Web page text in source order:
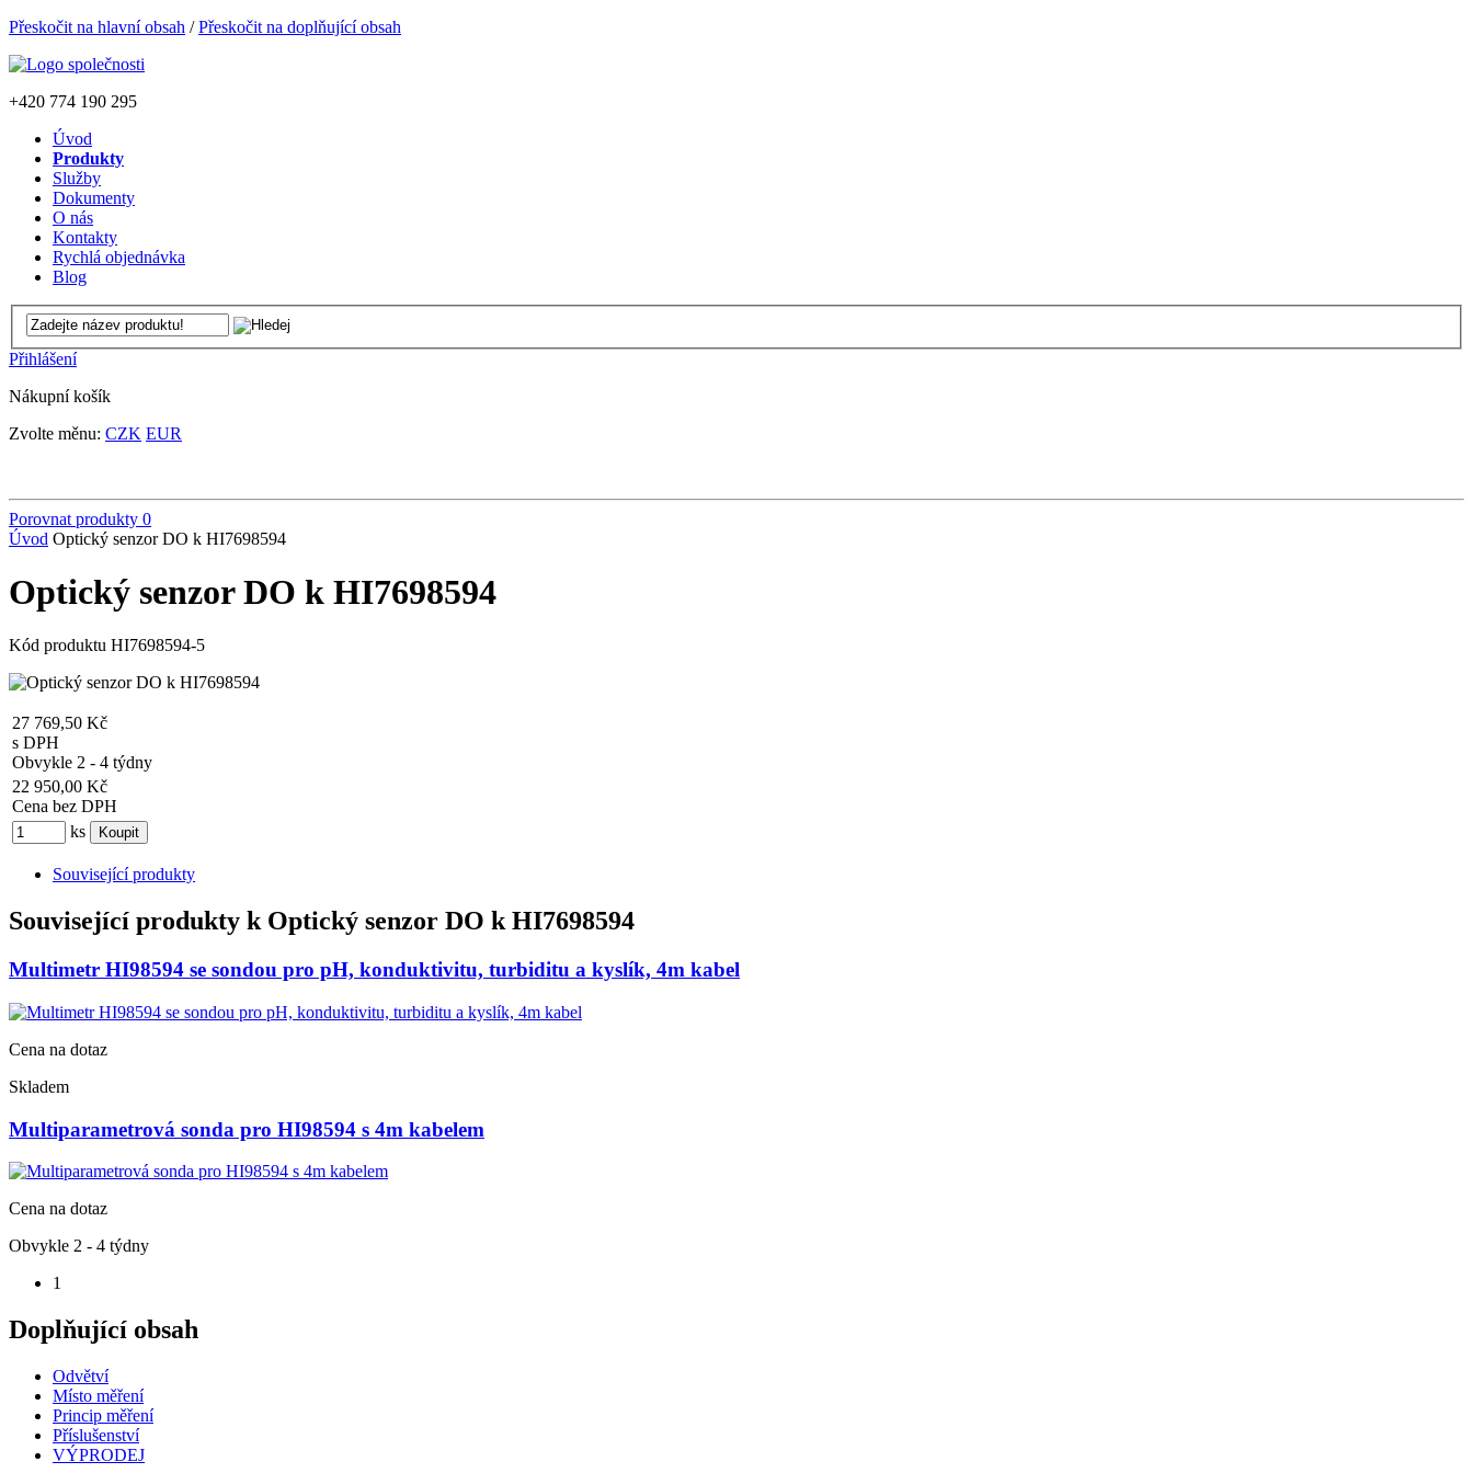
Přeskočit na hlavní obsah /Přeskočit na doplňující obsah
+420 774 190 295
Úvod
Produkty
Služby
Dokumenty
O nás
Kontakty
Rychlá objednávka
Blog
Přihlášení
Nákupní košík
Zvolte měnu: CZK EUR
Porovnat produkty 0
Úvod Optický senzor DO k HI7698594
Optický senzor DO k HI7698594
Kód produktu HI7698594-5
27 769,50 Kč
s DPH
Obvykle 2 - 4 týdny
22 950,00 Kč
Cena bez DPH
ks
Související produkty
Související produkty k Optický senzor DO k HI7698594
Multimetr HI98594 se sondou pro pH, konduktivitu, turbiditu a kyslík, 4m kabel
Cena na dotaz
Skladem
Multiparametrová sonda pro HI98594 s 4m kabelem
Cena na dotaz
Obvykle 2 - 4 týdny
1
Doplňující obsah
Odvětví
Místo měření
Princip měření
Příslušenství
VÝPRODEJ